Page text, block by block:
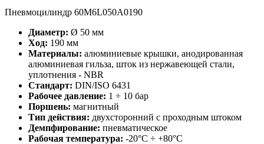
Пневмоцилиндр 60M6L050A0190
Диаметр: Ø 50 мм
Ход: 190 мм
Материалы: алюминиевые крышки, анодированная
алюминиевая гильза, шток из нержавеющей стали,
уплотнения - NBR
Стандарт: DIN/ISO 6431
Рабочее давление: 1 ÷ 10 бар
Поршень: магнитный
Тип действия: двухсторонний с проходным штоком
Демпфирование: пневматическое
Рабочая температура: -20°C ÷ +80°C